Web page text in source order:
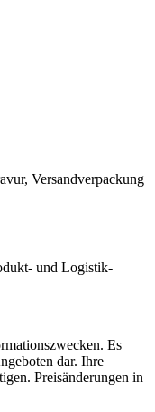
Versandverpackung
und Logistik-
Es
dar. Ihre
Preisänderungen in